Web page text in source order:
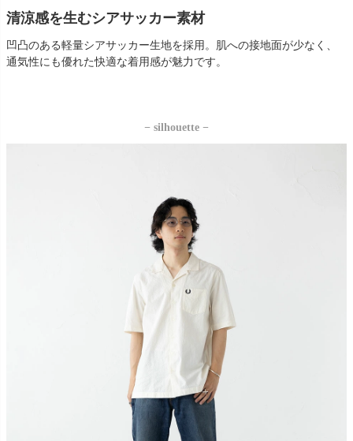
清涼感を生むシアサッカー素材
凹凸のある軽量シアサッカー生地を採用。肌への接地面が少なく、
通気性にも優れた快適な着用感が魅力です。
− silhouette −